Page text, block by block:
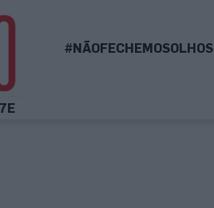
#NÃOFECHEMOSOLHOS